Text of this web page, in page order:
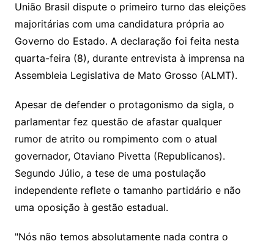
União Brasil dispute o primeiro turno das eleições
majoritárias com uma candidatura própria ao
Governo do Estado. A declaração foi feita nesta
quarta-feira (8), durante entrevista à imprensa na
Assembleia Legislativa de Mato Grosso (ALMT).
Apesar de defender o protagonismo da sigla, o
parlamentar fez questão de afastar qualquer
rumor de atrito ou rompimento com o atual
governador, Otaviano Pivetta (Republicanos).
Segundo Júlio, a tese de uma postulação
independente reflete o tamanho partidário e não
uma oposição à gestão estadual.
"Nós não temos absolutamente nada contra o